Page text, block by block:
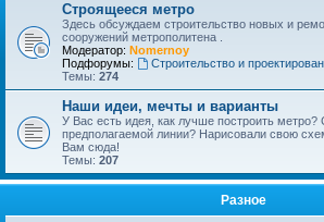
Строящееся метро
Здесь обсуждаем строительство новых и
сооружений метрополитена .
Модератор: Nomernoy
Подфорумы:
Строительство и
Темы: 274
Наши идеи, мечты и варианты
У Вас есть идея, как лучше построить метро?
предполагаемой линии? Нарисовали свою
Вам сюда!
Темы: 207
Разное